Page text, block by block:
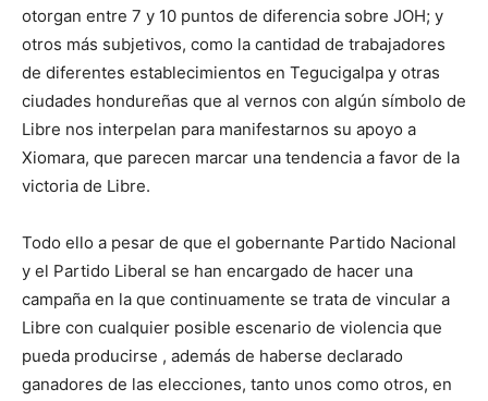
otorgan entre 7 y 10 puntos de diferencia sobre JOH; y
otros más subjetivos, como la cantidad de trabajadores
de diferentes establecimientos en Tegucigalpa y otras
ciudades hondureñas que al vernos con algún símbolo de
Libre nos interpelan para manifestarnos su apoyo a
Xiomara, que parecen marcar una tendencia a favor de la
victoria de Libre.
Todo ello a pesar de que el gobernante Partido Nacional
y el Partido Liberal se han encargado de hacer una
campaña en la que continuamente se trata de vincular a
Libre con cualquier posible escenario de violencia que
pueda producirse , además de haberse declarado
ganadores de las elecciones, tanto unos como otros, en